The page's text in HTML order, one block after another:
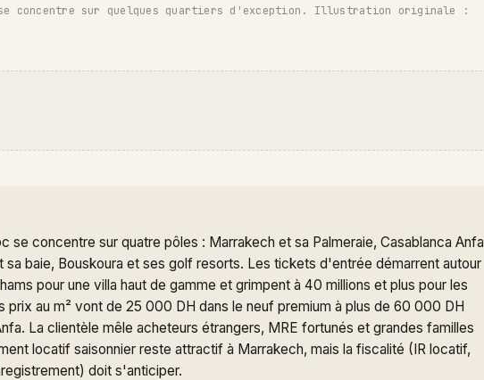
se concentre sur quelques quartiers d'exception. Illustration originale :
se concentre sur quatre pôles : Marrakech et sa Palmeraie, Casablanca Anfa
sa baie, Bouskoura et ses golf resorts. Les tickets d'entrée démarrent autour
pour une villa haut de gamme et grimpent à 40 millions et plus pour les
au m² vont de 25 000 DH dans le neuf premium à plus de 60 000 DH
La clientèle mêle acheteurs étrangers, MRE fortunés et grandes familles
locatif saisonnier reste attractif à Marrakech, mais la fiscalité (IR locatif,
doit s'anticiper.